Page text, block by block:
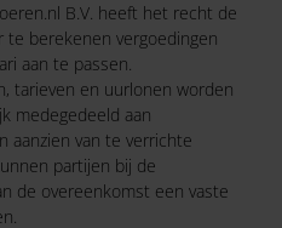
B.V. heeft het recht de
te berekenen vergoedingen
aan te passen.
tarieven en uurlonen worden
medegedeeld aan
aanzien van te verrichte
partijen bij de
de overeenkomst een vaste